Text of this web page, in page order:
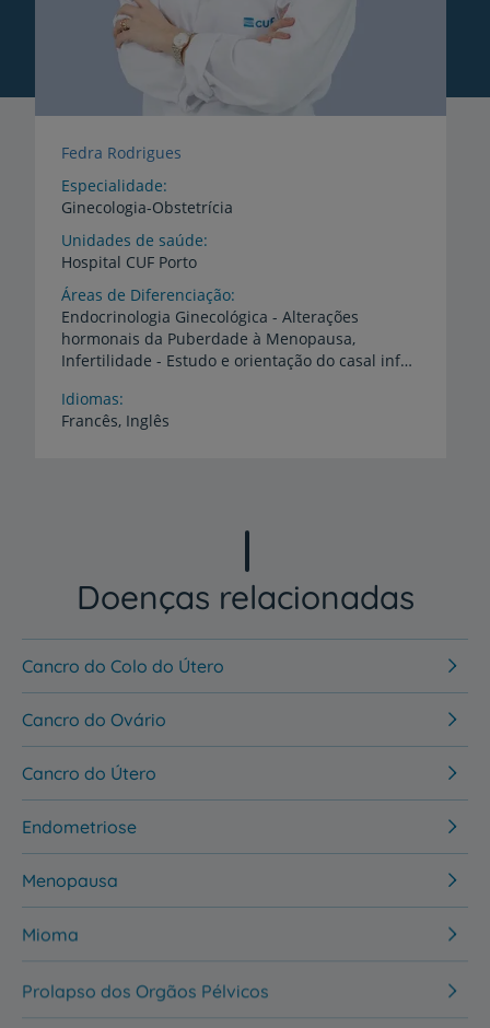
Fedra Rodrigues
Especialidade
Ginecologia-Obstetrícia
Unidades de saúde
Hospital CUF Porto
Áreas de Diferenciação
Endocrinologia Ginecológica - Alterações
hormonais da Puberdade à Menopausa,
Infertilidade - Estudo e orientação do casal infértil, Medicina materno-fetal - Vigilância da gravidez e Parto, Patologia do trato genital inferior - HPV e alterações no exame citológico (Papanicolau), Ginecologia Regenerativa, Funcional e Estética, Cirurgia minimamente invasiva - Laparoscopia e Histeroscopia
Idiomas
Francês, Inglês
Doenças relacionadas
Cancro do Colo do Útero
Cancro do Ovário
Cancro do Útero
Endometriose
Menopausa
Mioma
Prolapso dos Orgãos Pélvicos